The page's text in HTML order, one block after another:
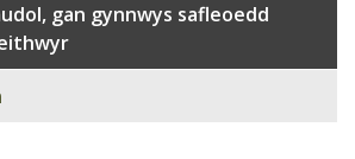
gan gynnwys safleoedd